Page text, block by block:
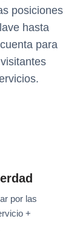
posiciones
hasta
para
por las
+